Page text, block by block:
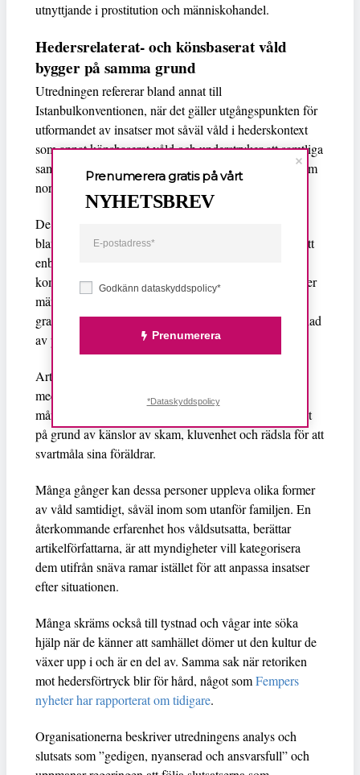
utnyttjande i prostitution och människohandel.
Hedersrelaterat- och könsbaserat våld
bygger på samma grund
Utredningen refererar bland annat till
Istanbulkonventionen, när det gäller utgångspunkten för
utformandet av insatser mot såväl våld i hederskontext
som annat könsbaserat våld och understryker att samtliga
samtliga fall alltid handlar om maktförhållanden och om
normer för kön och sexualitet.
De fem organisationerna bakom debattartikeln skriver
bland annat: ”Hedersrelaterat våld beskrivs ofta som ett
enbart invandrat problem, vilket osynliggör
komplexiteten i frågan och misstänkliggör stora grupper
människor med invandrarbakgrund. Vi ser i allt högre
grad hur hedersförtryck blir ett slagträ i en debatt präglad
av polarisering och rasism.”
Artikelförfattarna nämner egna erfarenheter av möten
med våldsutsatta kvinnor och ungdomar och hur svårt
många upplever att det är att öppet tala om sin utsatthet
på grund av känslor av skam, kluvenhet och rädsla för att
svartmåla sina föräldrar.
Många gånger kan dessa personer uppleva olika former
av våld samtidigt, såväl inom som utanför familjen. En
återkommande erfarenhet hos våldsutsatta, berättar
artikelförfattarna, är att myndigheter vill kategorisera
dem utifrån snäva ramar istället för att anpassa insatser
efter situationen.
Många skräms också till tystnad och vågar inte söka
hjälp när de känner att samhället dömer ut den kultur de
växer upp i och är en del av. Samma sak när retoriken
mot hedersförtryck blir för hård, något somFempers
nyheter har rapporterat om tidigare.
Organisationerna beskriver utredningens analys och
slutsats som ”gedigen, nyanserad och ansvarsfull” och
Godkänn dataskyddspolicy*
Prenumerera
Prenumerera gratis på vårt
NYHETSBREV
*Dataskyddspolicy